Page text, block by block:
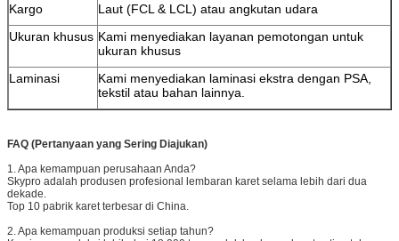
Kargo
Laut (FCL & LCL) atau angkutan udara
Ukuran khusus Kami menyediakan layanan pemotongan untuk
ukuran khusus
Laminasi
Kami menyediakan laminasi ekstra dengan PSA,
tekstil atau bahan lainnya.
FAQ (Pertanyaan yang Sering Diajukan)
1. Apa kemampuan perusahaan Anda?
Skypro adalah produsen profesional lembaran karet selama lebih dari dua
dekade.
Top 10 pabrik karet terbesar di China.
2. Apa kemampuan produksi setiap tahun?